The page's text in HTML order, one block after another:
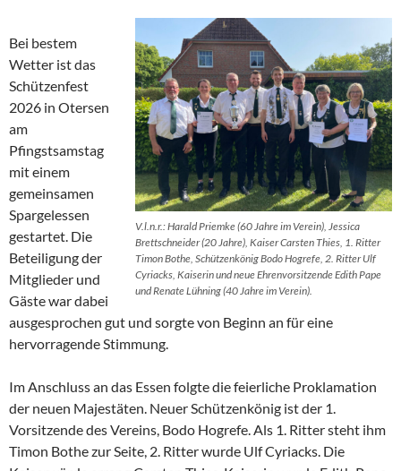
V.l.n.r.: Harald Priemke (60 Jahre im Verein), Jessica
Brettschneider (20 Jahre), Kaiser Carsten Thies, 1. Ritter
Timon Bothe, Schützenkönig Bodo Hogrefe, 2. Ritter Ulf
Cyriacks, Kaiserin und neue Ehrenvorsitzende Edith Pape
und Renate Lühning (40 Jahre im Verein).
Bei bestem
Wetter ist das
Schützenfest
2026 in Otersen
am
Pfingstsamstag
mit einem
gemeinsamen
Spargelessen
gestartet. Die
Beteiligung der
Mitglieder und
Gäste war dabei
ausgesprochen gut und sorgte von Beginn an für eine
hervorragende Stimmung.
Im Anschluss an das Essen folgte die feierliche Proklamation
der neuen Majestäten. Neuer Schützenkönig ist der 1.
Vorsitzende des Vereins, Bodo Hogrefe. Als 1. Ritter steht ihm
Timon Bothe zur Seite, 2. Ritter wurde Ulf Cyriacks. Die